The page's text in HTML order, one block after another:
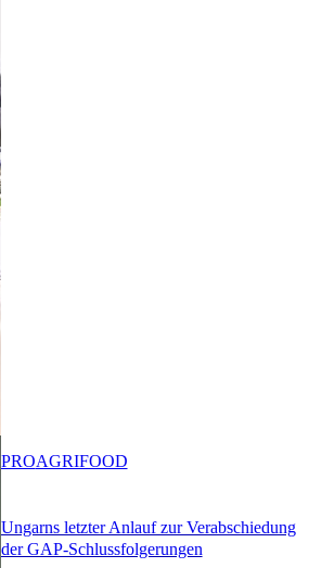
Ungarns letzter Anlauf zur Verabschiedung
der GAP-Schlussfolgerungen
PROAGRIFOOD